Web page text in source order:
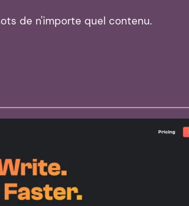
de n'importe quel contenu.